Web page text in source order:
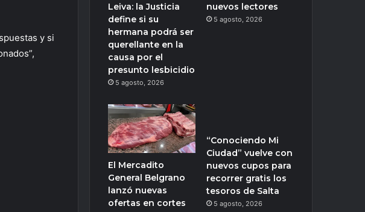
y si
Leiva: la Justicia
define si su
hermana podrá ser
querellante en la
causa por el
presunto lesbicidio
5 agosto, 2026
nuevos lectores
5 agosto, 2026
El Mercadito
General Belgrano
lanzó nuevas
ofertas en cortes
“Conociendo Mi
Ciudad” vuelve con
nuevos cupos para
recorrer gratis los
tesoros de Salta
5 agosto, 2026